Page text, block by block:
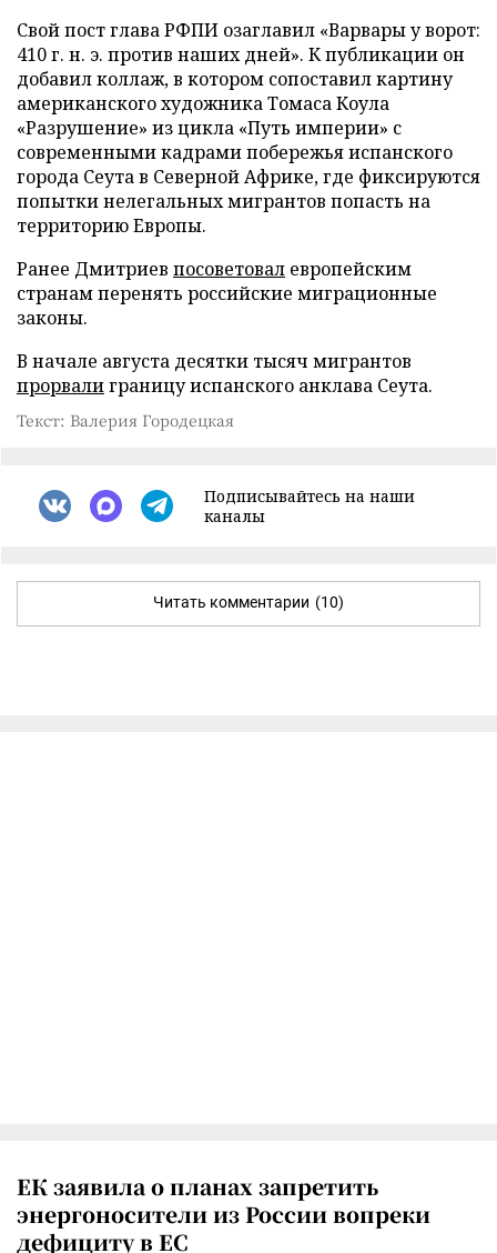
Свой пост глава РФПИ озаглавил «Варвары у ворот:
410 г. н. э. против наших дней». К публикации он
добавил коллаж, в котором сопоставил картину
американского художника Томаса Коула
«Разрушение» из цикла «Путь империи» с
современными кадрами побережья испанского
города Сеута в Северной Африке, где фиксируются
попытки нелегальных мигрантов попасть на
территорию Европы.
Ранее Дмитриев посоветовал европейским
странам перенять российские миграционные
законы.
В начале августа десятки тысяч мигрантов
прорвалиграницу испанского анклава Сеута.
Текст: Валерия Городецкая
Подписывайтесь на наши
каналы
Читать комментарии (10)
ЕК заявила о планах запретить
энергоносители из России вопреки
дефициту в ЕС